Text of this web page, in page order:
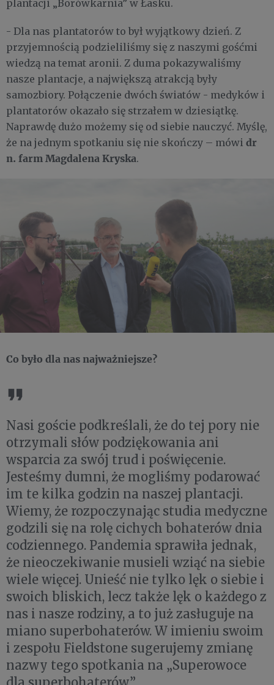
plantacji „Borówkarnia” w Łasku.
- Dla nas plantatorów to był wyjątkowy dzień. Z
przyjemnością podzieliliśmy się z naszymi gośćmi
wiedzą na temat aronii. Z duma pokazywaliśmy
nasze plantacje, a największą atrakcją były
samozbiory. Połączenie dwóch światów - medyków i
plantatorów okazało się strzałem w dziesiątkę.
Naprawdę dużo możemy się od siebie nauczyć. Myślę,
że na jednym spotkaniu się nie skończy – mówi dr
n. farm Magdalena Kryska.
Co było dla nas najważniejsze?
Nasi goście podkreślali, że do tej pory nie
otrzymali słów podziękowania ani
wsparcia za swój trud i poświęcenie.
Jesteśmy dumni, że mogliśmy podarować
im te kilka godzin na naszej plantacji.
Wiemy, że rozpoczynając studia medyczne
godzili się na rolę cichych bohaterów dnia
codziennego. Pandemia sprawiła jednak,
że nieoczekiwanie musieli wziąć na siebie
wiele więcej. Unieść nie tylko lęk o siebie i
swoich bliskich, lecz także lęk o każdego z
nas i nasze rodziny, a to już zasługuje na
miano superbohaterów. W imieniu swoim
i zespołu Fieldstone sugerujemy zmianę
nazwy tego spotkania na „Superowoce